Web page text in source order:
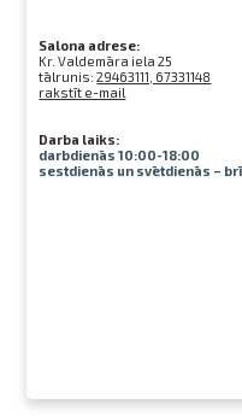
Salona adrese:
Kr. Valdemāra iela 25
tālrunis:29463111, 67331148
rakstīt e-mail
Darba laiks:
darbdienās 10:00-18:00
sestdienās un svētdienās –